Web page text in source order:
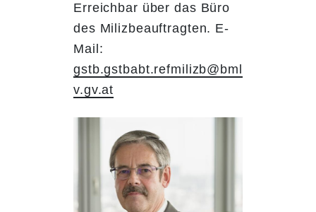
Erreichbar über das Büro
des Milizbeauftragten. E-
Mail:
gstb.gstbabt.refmilizb@bml
v.gv.at